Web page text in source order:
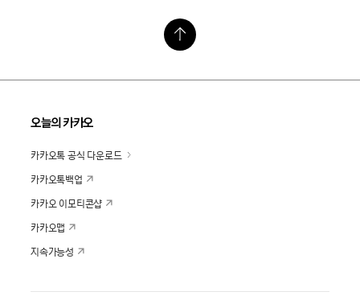
오늘의 카카오
카카오톡 공식 다운로드
카카오톡백업
카카오 이모티콘샵
카카오맵
지속가능성